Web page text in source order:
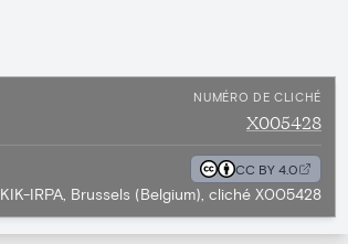
NUMÉRO DE CLICHÉ
X005428
CC BY 4.0
KIK-IRPA, Brussels (Belgium), cliché X005428